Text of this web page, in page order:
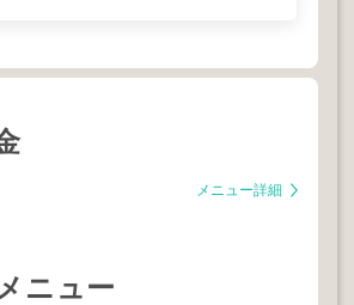
メニュー詳細
ニュー